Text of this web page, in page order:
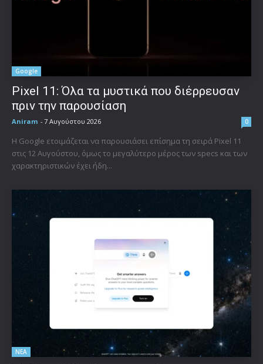
Google
Pixel 11: Όλα τα μυστικά που διέρρευσαν
πριν την παρουσίαση
Aniram - 7 Αυγούστου 2026 0
Η Google ετοιμάζεται να παρουσιάσει επίσημα τη σειρά Pixel 11
στις 12 Αυγούστου, όμως το μεγαλύτερο μέρος των specs και των
χαρακτηριστικών έχει ήδη...
ΝΕΑ